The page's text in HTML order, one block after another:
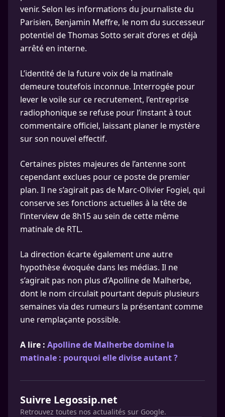
venir. Selon les informations du journaliste du
Parisien, Benjamin Meffre, le nom du successeur
potentiel de Thomas Sotto serait d’ores et déjà
arrêté en interne.
L’identité de la future voix de la matinale
demeure toutefois inconnue. Interrogée pour
lever le voile sur ce recrutement, l’entreprise
radiophonique se refuse pour l’instant à tout
commentaire officiel, laissant planer le mystère
sur son nouvel effectif.
Certaines pistes majeures de l’antenne sont
cependant exclues pour ce poste de premier
plan. Il ne s’agirait pas de Marc-Olivier Fogiel, qui
conserve ses fonctions actuelles à la tête de
l’interview de 8h15 au sein de cette même
matinale de RTL.
La direction écarte également une autre
hypothèse évoquée dans les médias. Il ne
s’agirait pas non plus d’Apolline de Malherbe,
dont le nom circulait pourtant depuis plusieurs
semaines via des rumeurs la présentant comme
une remplaçante possible.
A lire : Apolline de Malherbe domine la
matinale : pourquoi elle divise autant ?
Suivre Legossip.net
Retrouvez toutes nos actualités sur Google.